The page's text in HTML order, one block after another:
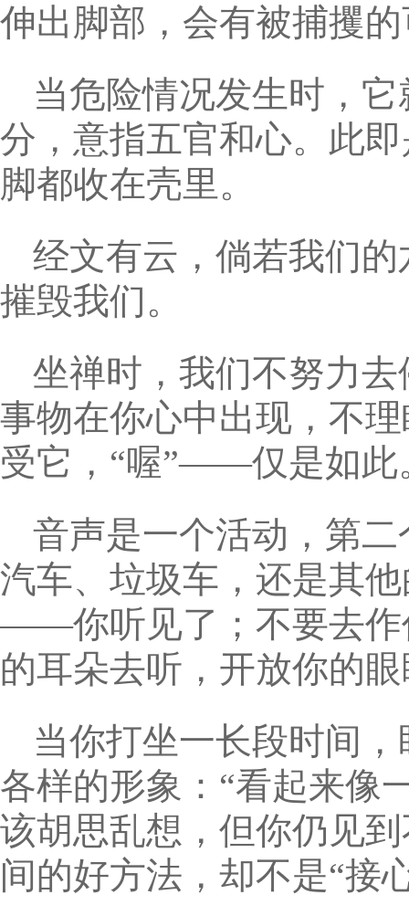
伸出脚部，会有被捕攫
当危险情况发生时，
分，意指五官和心。此
脚都收在壳里。
经文有云，倘若我们
摧毁我们。
坐禅时，我们不努力
事物在你心中出现，不
受它，“喔”——仅是如此
音声是一个活动，第
汽车、垃圾车，还是其
——你听见了；不要去作
的耳朵去听，开放你的
当你打坐一长段时间
各样的形象：“看起来像
该胡思乱想，但你仍见
间的好方法，却不是“接